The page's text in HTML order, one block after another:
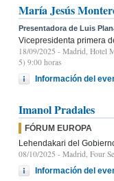
María Jesús
Presentadora de Luis
Vicepresidenta primera
18/09/2025 - Madrid, Hotel
5) 9:00 horas
Información del
Imanol Pradales
FÓRUM EUROPA
Lehendakari del
08/10/2025 - Madrid, Four
Información del